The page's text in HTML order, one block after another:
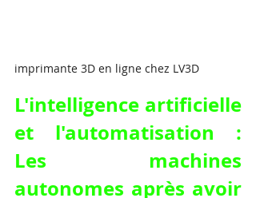
imprimante 3D en ligne chez LV3D
L'intelligence artificielle
et l'automatisation :
Les machines
autonomes après avoir